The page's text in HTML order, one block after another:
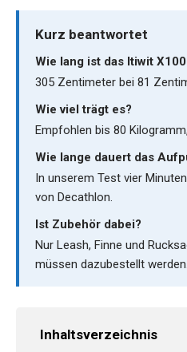
Kurz beantwortet
Wie lang ist das Itiwit
305 Zentimeter bei 81
Wie viel trägt es?
Empfohlen bis 80
Wie lange dauert das
In unserem Test vier
von Decathlon.
Ist Zubehör dabei?
Nur Leash, Finne und
müssen dazubestellt werden.
Inhaltsverzeichnis